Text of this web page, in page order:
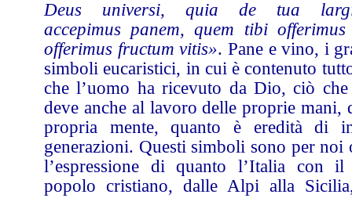
Deus universi, quia de tua
accepimus panem, quem tibi
offerimus fructum vitis». Pane e vino, i
simboli eucaristici, in cui è contenuto
che l’uomo ha ricevuto da Dio, ciò
deve anche al lavoro delle proprie mani,
propria mente, quanto è eredità di
generazioni. Questi simboli sono per noi
l’espressione di quanto l’Italia con il
popolo cristiano, dalle Alpi alla